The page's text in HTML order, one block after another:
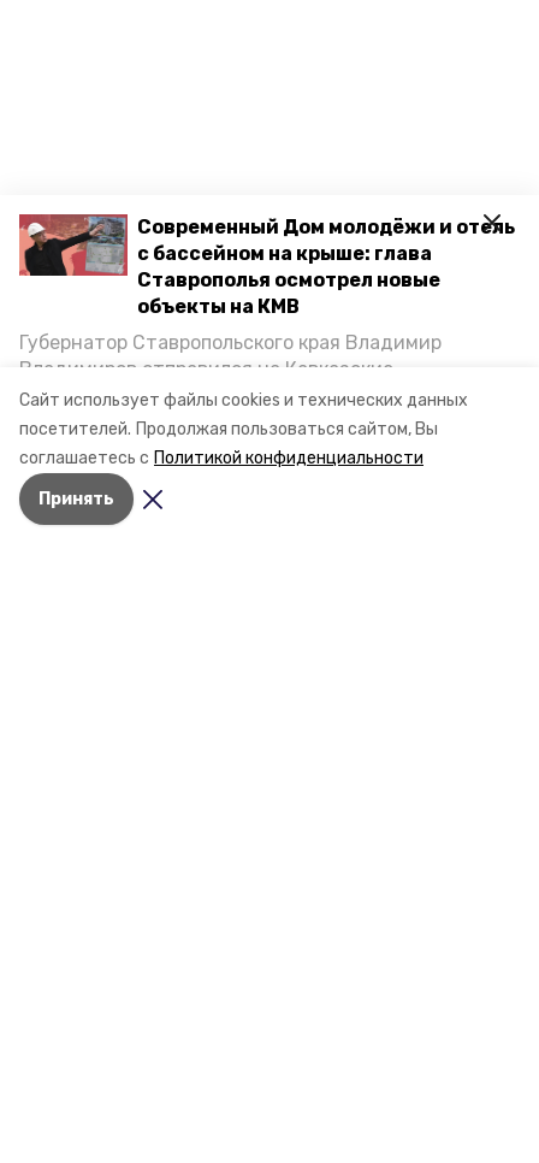
Сайт использует файлы cookies и технических данных
посетителей. Продолжая пользоваться сайтом, Вы
соглашаетесь с Политикой конфиденциальности
Принять
Современный Дом молодёжи и отель
с бассейном на крыше: глава
Ставрополья осмотрел новые
объекты на КМВ
Губернатор Ставропольского края Владимир
Владимиров отправился на Кавказские
Минеральные Воды, чтобы проинспектировать
строительство объектов в Кисловодске и
Минводах, а также выслушать предложения о
постройке новых точек притяжения для местных
жителей. Подробнее — в материале «Победы26».